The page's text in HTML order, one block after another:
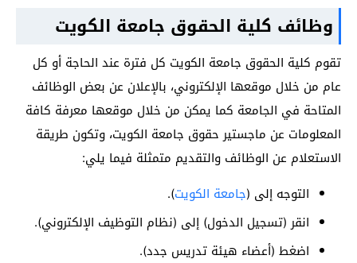
وظائف كلية الحقوق جامعة الكويت
تقوم كلية الحقوق جامعة الكويت كل فترة عند الحاجة أو كل
عام من خلال موقعها الإلكتروني، بالإعلان عن بعض الوظائف
المتاحة في الجامعة كما يمكن من خلال موقعها معرفة كافة
المعلومات عن ماجستير حقوق جامعة الكويت، وتكون طريقة
الاستعلام عن الوظائف والتقديم متمثلة فيما يلي:
التوجه إلى (جامعة الكويت).
انقر (تسجيل الدخول) إلى (نظام التوظيف الإلكتروني).
اضغط (أعضاء هيئة تدريس جدد).